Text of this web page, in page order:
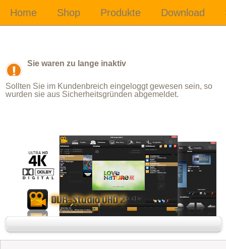
Sie waren zu lange inaktiv
Sollten Sie im Kundenbreich eingeloggt gewesen sein, so
wurden sie aus Sicherheitsgründen abgemeldet.